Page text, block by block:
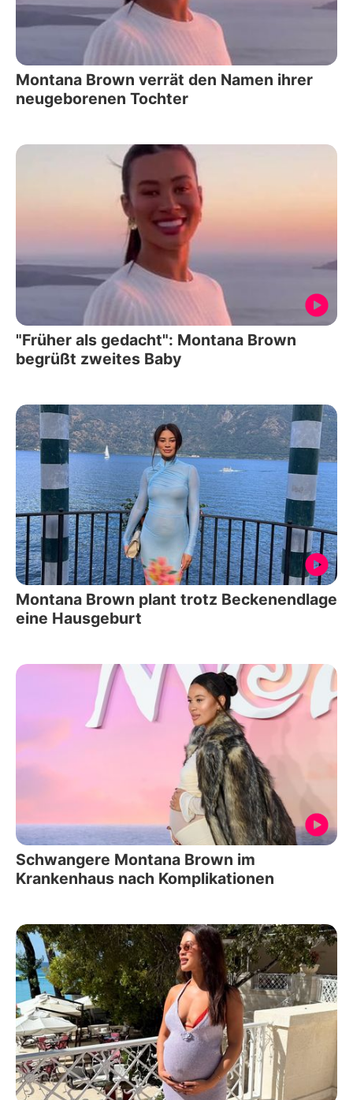
Montana Brown verrät den Namen ihrer
neugeborenen Tochter
"Früher als gedacht": Montana Brown
begrüßt zweites Baby
Montana Brown plant trotz Beckenendlage
eine Hausgeburt
Schwangere Montana Brown im
Krankenhaus nach Komplikationen